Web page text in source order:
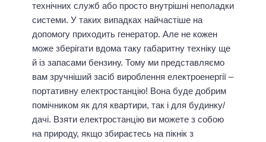
технічних служб або просто внутрішні неполадки
системи. У таких випадках найчастіше на
допомогу приходить генератор. Але не кожен
може зберігати вдома таку габаритну техніку ще
й із запасами бензину. Тому ми представляємо
вам зручніший засіб вироблення електроенергії –
портативну електростанцію! Вона буде добрим
помічником як для квартири, так і для будинку/
дачі. Взяти електростанцію ви можете з собою
на природу, якщо збираєтесь на пікнік з